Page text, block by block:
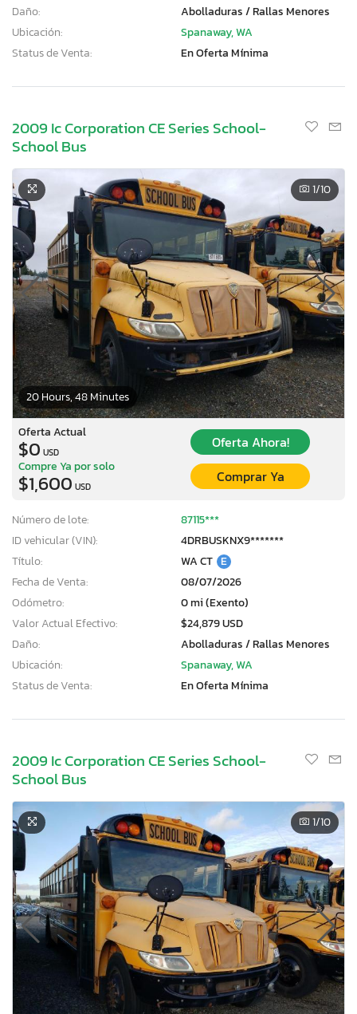
Daño:
Abolladuras / Rallas Menores
Ubicación:
Spanaway, WA
Status de Venta:
En Oferta Mínima
2009 Ic Corporation CE Series School-
School Bus
20 Hours, 48 Minutes
1/10
Oferta Actual
$0 USD
Oferta Ahora!
Compre Ya por solo
$1,600 USD
Comprar Ya
Número de lote:
87115***
ID vehicular (VIN):
4DRBUSKNX9*******
Título:
WA CT E
Fecha de Venta:
08/07/2026
Odómetro:
0 mi (Exento)
Valor Actual Efectivo:
$24,879 USD
Daño:
Abolladuras / Rallas Menores
Ubicación:
Spanaway, WA
Status de Venta:
En Oferta Mínima
2009 Ic Corporation CE Series School-
School Bus
1/10